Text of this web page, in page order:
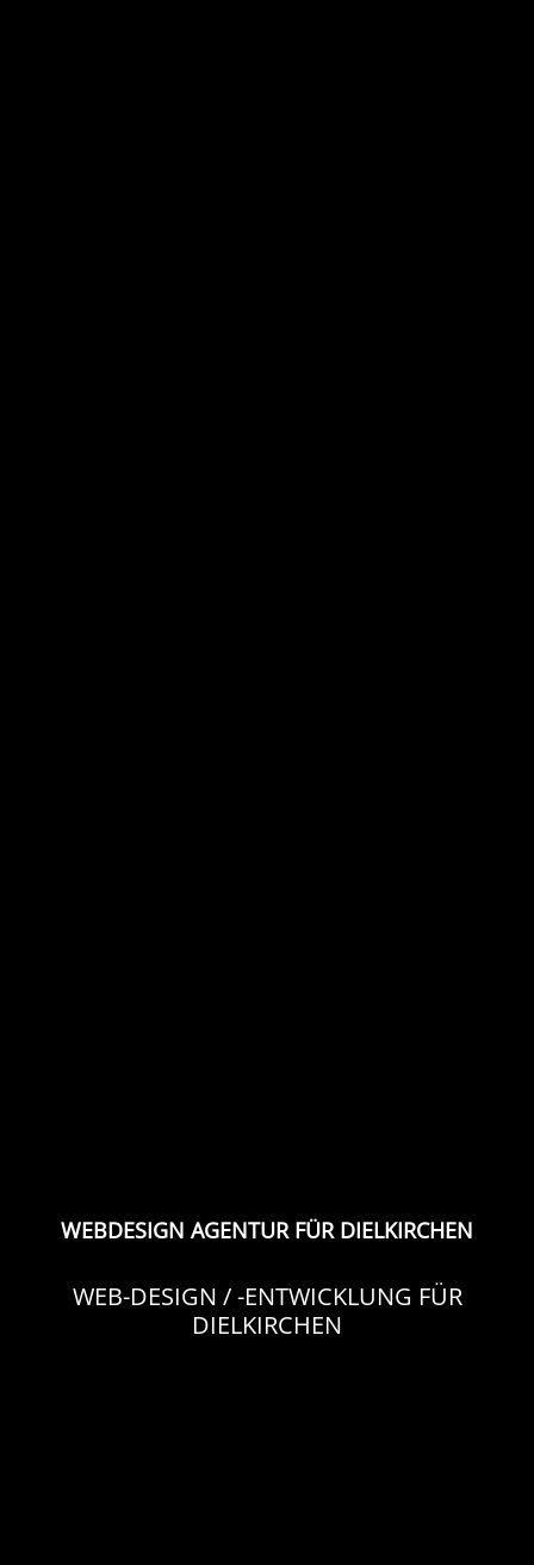
WEBDESIGN AGENTUR FÜR DIELKIRCHEN
WEB-DESIGN / -ENTWICKLUNG FÜR
DIELKIRCHEN